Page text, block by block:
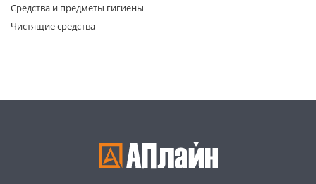
Средства и предметы гигиены
Чистящие средства
раз в 2 недели